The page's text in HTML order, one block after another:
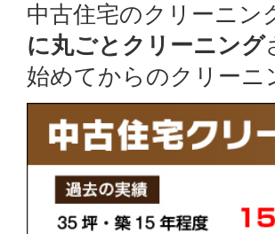
中古住宅のクリーニ
に丸ごとクリーニング
始めてからのクリー